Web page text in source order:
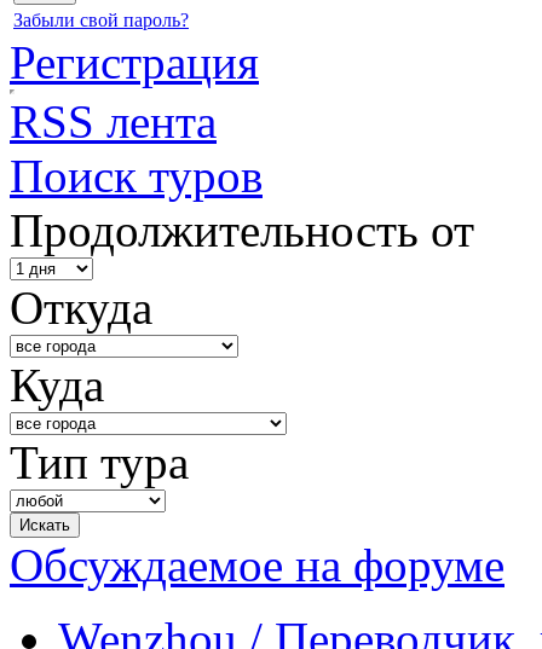
Забыли свой пароль?
Регистрация
RSS лента
Поиск туров
Продолжительность от
Откуда
Куда
Тип тура
Обсуждаемое на форуме
Wenzhou / Переводчик,